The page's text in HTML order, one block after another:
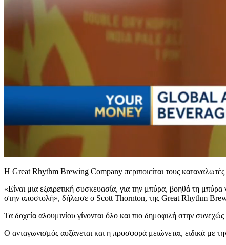
Η Great Rhythm Brewing Company περιποιείται τους
«Είναι μια εξαιρετική συσκευασία, για την μπύρα, βοηθά τη
στην αποστολή», δήλωσε ο Scott Thornton, της Great Rhythm
Τα δοχεία αλουμινίου γίνονται όλο και πιο δημοφιλή στην
Ο ανταγωνισμός αυξάνεται και η προσφορά μειώνεται, ειδικά με